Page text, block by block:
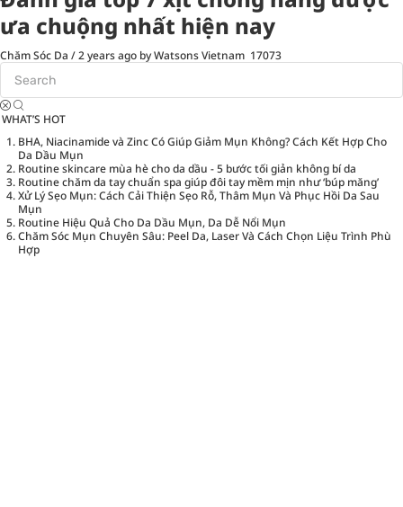
ưa chuộng nhất hiện nay
Chăm Sóc Da /2 years ago by Watsons Vietnam 17073
WHAT’S HOT
BHA, Niacinamide và Zinc Có Giúp Giảm Mụn Không? Cách Kết Hợp Cho
Da Dầu Mụn
Routine skincare mùa hè cho da dầu - 5 bước tối giản không bí da
Routine chăm da tay chuẩn spa giúp đôi tay mềm mịn như ‘búp măng’
Xử Lý Sẹo Mụn: Cách Cải Thiện Sẹo Rỗ, Thâm Mụn Và Phục Hồi Da Sau
Mụn
Routine Hiệu Quả Cho Da Dầu Mụn, Da Dễ Nổi Mụn
Chăm Sóc Mụn Chuyên Sâu: Peel Da, Laser Và Cách Chọn Liệu Trình Phù
Hợp